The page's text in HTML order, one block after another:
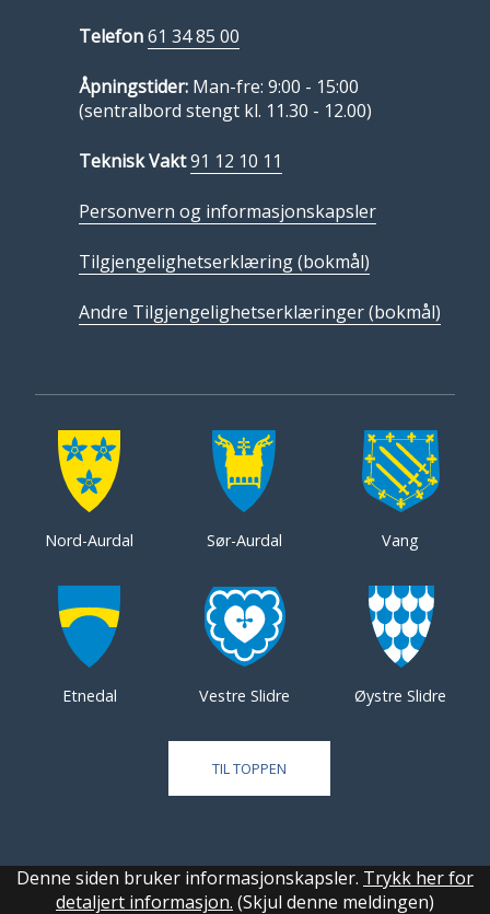
Telefon61 34 85 00
Åpningstider: Man-fre: 9:00 - 15:00
(sentralbord stengt kl. 11.30 - 12.00)
Teknisk Vakt91 12 10 11
Personvern og informasjonskapsler
Tilgjengelighetserklæring (bokmål)
Andre Tilgjengelighetserklæringer (bokmål)
Nord-Aurdal Sør-Aurdal Vang
Etnedal Vestre Slidre Øystre Slidre
TIL TOPPEN
Denne siden bruker informasjonskapsler. Trykk her for
detaljert informasjon. (Skjul denne meldingen)